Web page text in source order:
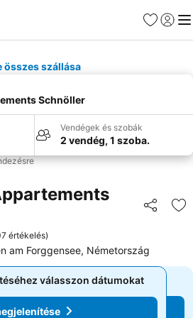
Kedvencek
összes szállása
Schnöller
Vendégek és szobák
2 vendég, 1 szoba.
értékelés)
am Forggensee, Németország
válasszon dátumokat
megjelenítése
válasszon dátumokat